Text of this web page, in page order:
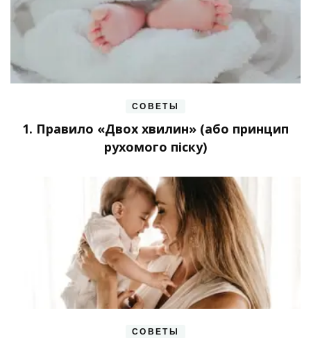
СОВЕТЫ
1. Правило «Двох хвилин» (або принцип
рухомого піску)
СОВЕТЫ